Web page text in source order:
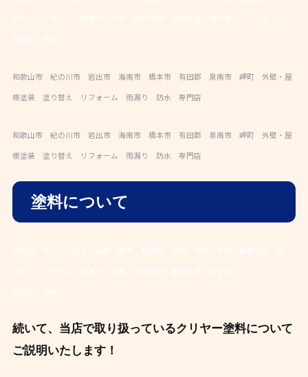
和歌山市 紀の川市 岩出市 海南市 橋本市 有田郡 泉南市 岬町 外壁・屋
根塗装 塗り替え リフォーム 雨漏り 防水 専門店
和歌山市 紀の川市 岩出市 海南市 橋本市 有田郡 泉南市 岬町 外壁・屋
根塗装 塗り替え リフォーム 雨漏り 防水 専門店
塗料について
続いて、当店で取り扱っているクリヤー塗料について
ご説明いたします！